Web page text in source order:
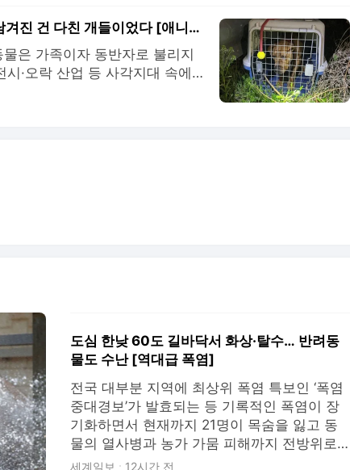
과제를 살펴봅니다. <편집자'불법 투견' 단속에 줄행랑친 견주들…남겨진 건 다친 개들이었다 [애니멀워치]
은 가족이자 동반자로 불리지
·오락 산업 등 사각지대 속에
사건과 구조 현장, 그 이후의
도심 한낮 60도 길바닥서 화상·탈수… 반려동
물도 수난 [역대급 폭염]
전국 대부분 지역에 최상위 폭염 특보인 ‘폭염
중대경보’가 발효되는 등 기록적인 폭염이 장
기화하면서 현재까지 21명이 목숨을 잃고 동
물의 열사병과 농가 가뭄 피해까지 전방위로
파장이 확산하고 있다. 저수지 저수율이 무너
세계일보 12시간 전